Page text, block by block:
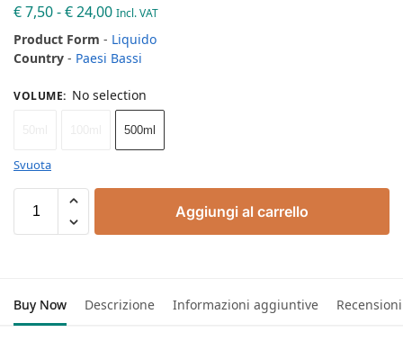
€7,50-€24,00 Incl. VAT
Product Form - Liquido
Country - Paesi Bassi
VOLUME: No selection
500ml
Svuota
Aggiungi al carrello
Buy Now Descrizione Informazioni aggiuntive Recensioni